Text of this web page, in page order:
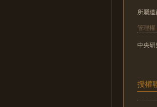
所屬
管理權
中央研
授權